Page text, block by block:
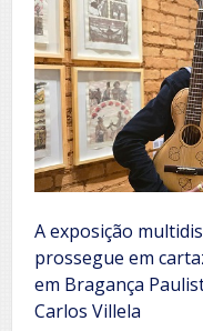
A exposição
prossegue em
em Bragança
Carlos Villela